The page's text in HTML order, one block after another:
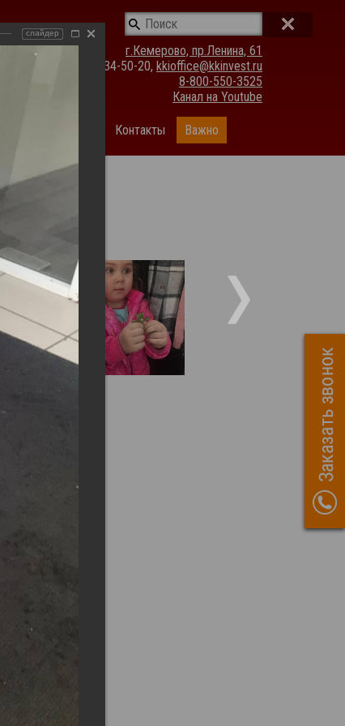
г.Кемерово, пр.Ленина, 61
(3842) 34-50-20, kkioffice@kkinvest.ru
8-800-550-3525
Канал на Youtube
Контакты Важно
слайдер